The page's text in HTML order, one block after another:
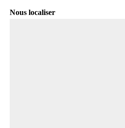
Nous localiser